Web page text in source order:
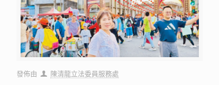
發佈由 陳清龍立法委員服務處